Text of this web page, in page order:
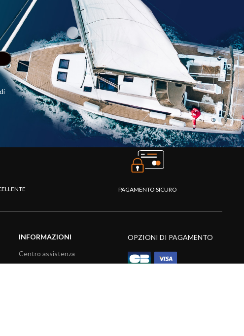
PAGAMENTO SICURO
INFORMAZIONI
Centro assistenza
OPZIONI DI PAGAMENTO